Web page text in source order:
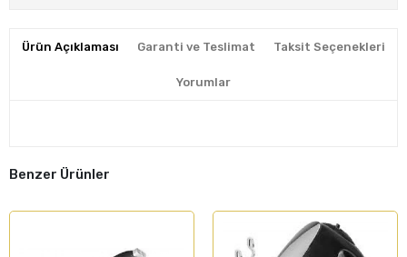
Ürün Açıklaması Garanti ve Teslimat Taksit Seçenekleri
Yorumlar
Benzer Ürünler